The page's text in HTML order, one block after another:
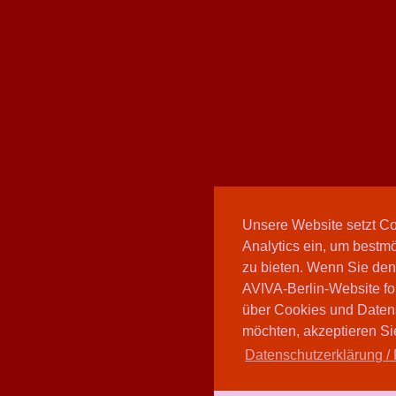
Unsere Website setzt
Analytics ein, um
zu bieten. Wenn Sie
AVIVA-Berlin-Website
über Cookies und
möchten, akzeptieren
Datenschutzerklärung /